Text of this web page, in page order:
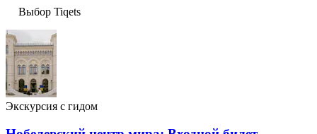
Выбор Tiqets
Экскурсия с гидом